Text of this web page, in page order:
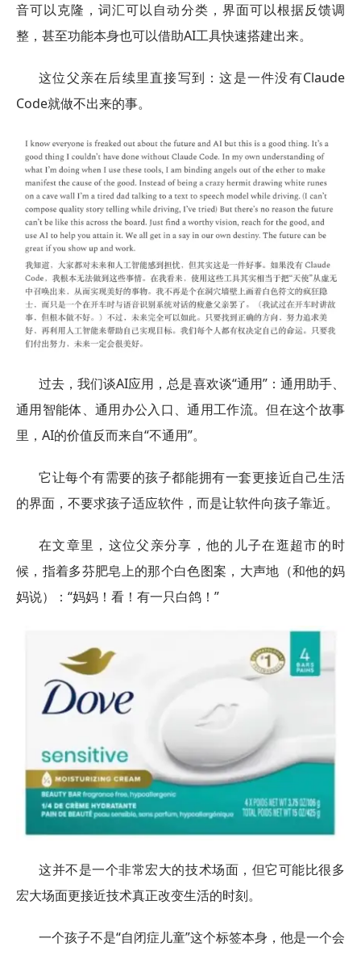
音可以克隆，词汇可以自动分类，界面可以根据反馈调
整，甚至功能本身也可以借助AI工具快速搭建出来。
这位父亲在后续里直接写到：这是一件没有Claude
Code就做不出来的事。
过去，我们谈AI应用，总是喜欢谈“通用”：通用助手、
通用智能体、通用办公入口、通用工作流。但在这个故事
里，AI的价值反而来自“不通用”。
它让每个有需要的孩子都能拥有一套更接近自己生活
的界面，不要求孩子适应软件，而是让软件向孩子靠近。
在文章里，这位父亲分享，他的儿子在逛超市的时
候，指着多芬肥皂上的那个白色图案，大声地（和他的妈
妈说）：“妈妈！看！有一只白鸽！”
这并不是一个非常宏大的技术场面，但它可能比很多
宏大场面更接近技术真正改变生活的时刻。
一个孩子不是“自闭症儿童”这个标签本身，他是一个会